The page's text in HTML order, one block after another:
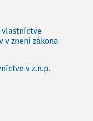
vlastníctve
v znení zákona
v z.n.p.